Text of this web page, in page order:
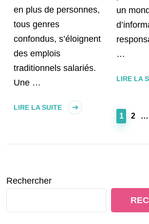
en plus de personnes,
tous genres
confondus, s’éloignent
des emplois
traditionnels salariés.
Une …
LIRE LA SUITE
un
…
LIRE LA
PAGE
1 PAGE
2 …
Rechercher